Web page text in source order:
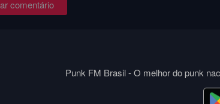
Punk FM Brasil - O melhor do punk